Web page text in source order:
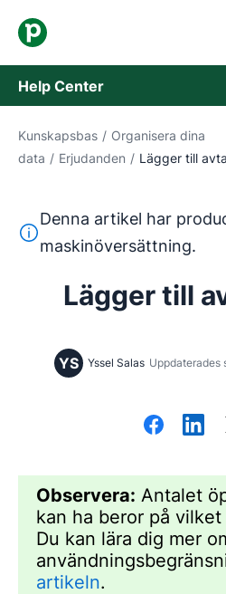
Help Center
Kunskapsbas
Kontaka kundtjänst
Kunskapsbas / Organisera dina
data / Erjudanden / Lägger till
Denna text har översatts
Denna artikel har
maskinöversättning.
Lägger till
YS Yssel Salas Uppdaterades
Observera: Antalet
kan ha beror på
Du kan lära dig mer
artikeln.